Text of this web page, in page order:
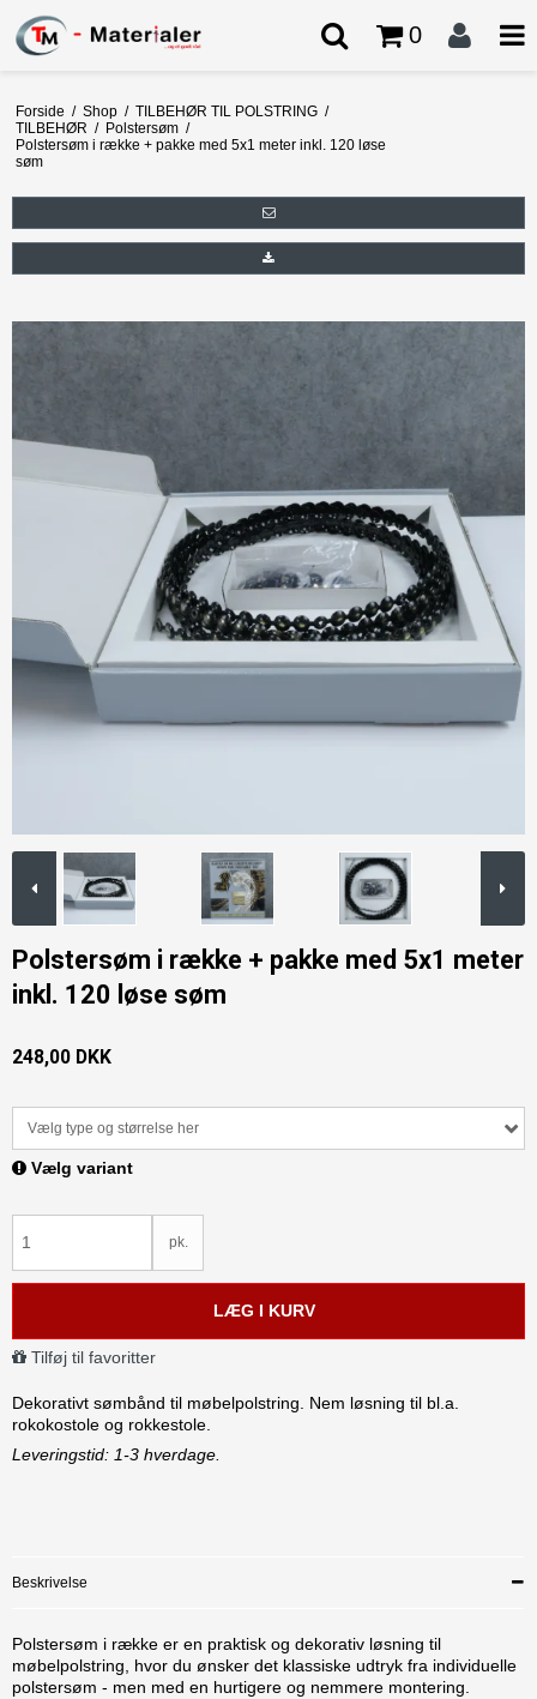
0
Forside / Shop / TILBEHØR TIL POLSTRING /
TILBEHØR / Polstersøm /
Polstersøm i række + pakke med 5x1 meter inkl. 120 løse
søm
Polstersøm i række + pakke med 5x1 meter
inkl. 120 løse søm
248,00 DKK
Vælg type og størrelse her
Vælg variant
pk.
LÆG I KURV
Tilføj til favoritter
Dekorativt sømbånd til møbelpolstring. Nem løsning til bl.a.
rokokostole og rokkestole.
Leveringstid: 1-3 hverdage.
Beskrivelse
Polstersøm i række er en praktisk og dekorativ løsning til
møbelpolstring, hvor du ønsker det klassiske udtryk fra individuelle
polstersøm - men med en hurtigere og nemmere montering.